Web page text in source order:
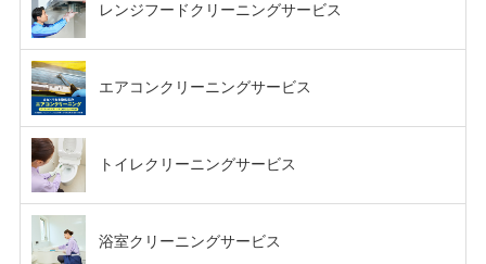
レンジフードクリーニングサービス
エアコンクリーニングサービス
トイレクリーニングサービス
浴室クリーニングサービス